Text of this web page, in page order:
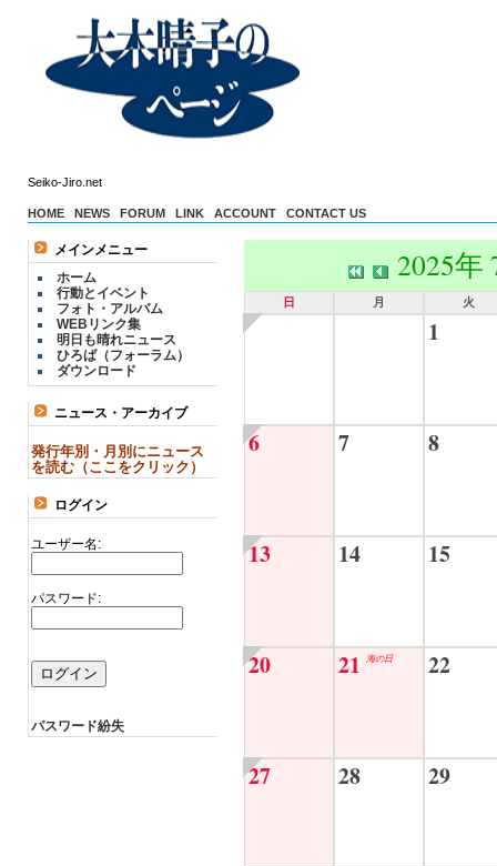
Seiko-Jiro.net
HOME NEWS FORUM LINK ACCOUNT CONTACT US
メインメニュー
ホーム
行動とイベント
フォト・アルバム
WEBリンク集
明日も晴れニュース
ひろば（フォーラム）
ダウンロード
ニュース・アーカイブ
発行年別・月別にニュース
を読む（ここをクリック）
ログイン
ユーザー名:
パスワード:
パスワード紛失
2025年
日 月 火
1
6 7 8
13 14 15
20 21 海の日 22
27 28 29